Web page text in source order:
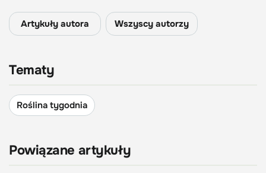
Artykuły autora Wszyscy autorzy
Tematy
Roślina tygodnia
Powiązane artykuły